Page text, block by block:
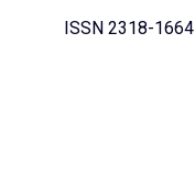
ISSN 2318-1664